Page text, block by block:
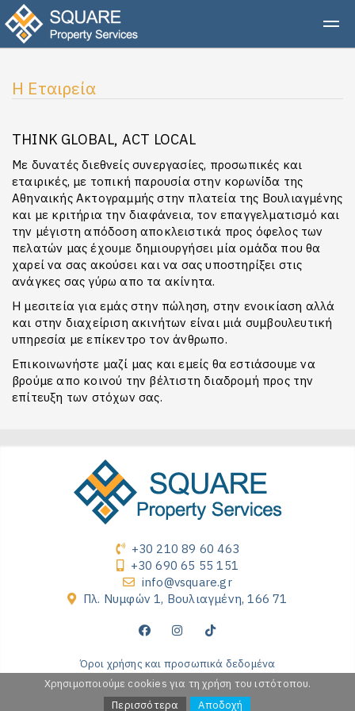
Χρησιμοποιούμε cookies για τη χρήση του ιστότοπου.
Περισσότερα
Αποδοχή
Η Εταιρεία
THINK GLOBAL, ACT LOCAL
Με δυνατές διεθνείς συνεργασίες, προσωπικές και
εταιρικές, με τοπική παρουσία στην κορωνίδα της
Αθηναικής Ακτογραμμής στην πλατεία της Βουλιαγμένης
και με κριτήρια την διαφάνεια, τον επαγγελματισμό και
την μέγιστη απόδοση αποκλειστικά προς όφελος των
πελατών μας έχουμε δημιουργήσει μία ομάδα που θα
χαρεί να σας ακούσει και να σας υποστηρίξει στις
ανάγκες σας γύρω απο τα ακίνητα.
Η μεσιτεία για εμάς στην πώληση, στην ενοικίαση αλλά
και στην διαχείριση ακινήτων είναι μιά συμβουλευτική
υπηρεσία με επίκεντρο τον άνθρωπο.
Επικοινωνήστε μαζί μας και εμείς θα εστιάσουμε να
βρούμε απο κοινού την βέλτιστη διαδρομή προς την
επίτευξη των στόχων σας.
+30 210 89 60 463
+30 690 65 55 151
info@vsquare.gr
Πλ. Νυμφών 1, Βουλιαγμένη, 166 71
Όροι χρήσης και προσωπικά δεδομένα
Copyright 2026 by VSQUARE Property Services
Powered byFortunet Hellas |e-agents technology